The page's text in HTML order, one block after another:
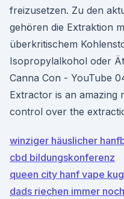
freizusetzen. Zu den
gehören die Extraktion
überkritischem
Isopropylalkohol oder
Canna Con - YouTube
Extractor is an amazing
control over the
winziger häuslicher
cbd bildungskonferenz
queen city hanf vape
dads riechen immer